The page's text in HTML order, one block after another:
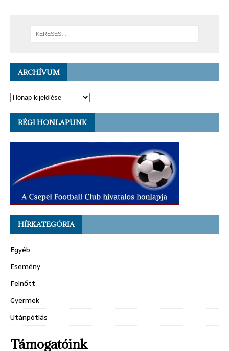
ARCHÍVUM
RÉGI HONLAPUNK
HÍRKATEGÓRIA
Egyéb
Esemény
Felnőtt
Gyermek
Utánpótlás
Támogatóink